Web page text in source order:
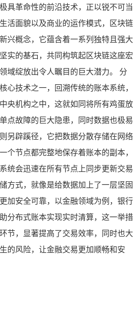
具革命性的前沿技术，正以锐不可当
活面貌以及商业的运作模式，区块链
兴概念，它蕴含着一系列独特且强大
实的基石，共同构筑起区块链这座宏
域绽放出令人瞩目的巨大潜力。 分
心技术之一，回溯传统的账本系统，
央机构之中，这就如同将所有鸡蛋放
点故障的巨大隐患，同时数据也极易
另辟蹊径，它把数据分散存储在网络
个节点都完整地保存着账本的副本，
统会迅速在所有节点上同步更新交易
方式，就像是给数据加上了一层坚固
加安全可靠，以金融领域为例，银行
分布式账本实现实时清算，这一举措
节，显著提高了交易效率，同时也大
的风险，让金融交易更加顺畅和安